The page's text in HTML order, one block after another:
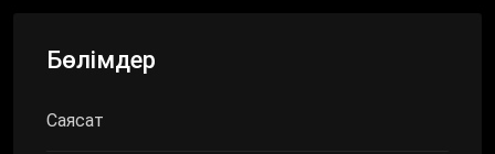
Бөлімдер
Саясат